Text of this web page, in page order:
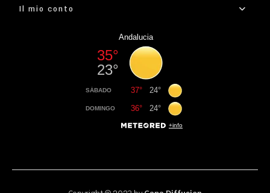
Il mio conto